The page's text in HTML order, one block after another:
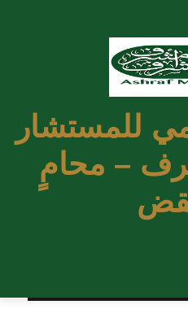
للمستشار
– محامٍ